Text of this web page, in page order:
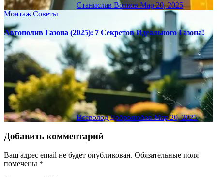
Станислав ВолковМар 20, 2025
Монтаж Советы
Автополив Газона (2025): 7 Секретов Идеального Газона!
Всеволод ДобролюбовМар 20, 2025
Добавить комментарий
Ваш адрес email не будет опубликован. Обязательные поля
помечены *